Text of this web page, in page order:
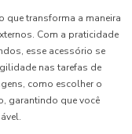
que transforma a maneira
Com a praticidade
esse acessório se
nas tarefas de
como escolher o
garantindo que você